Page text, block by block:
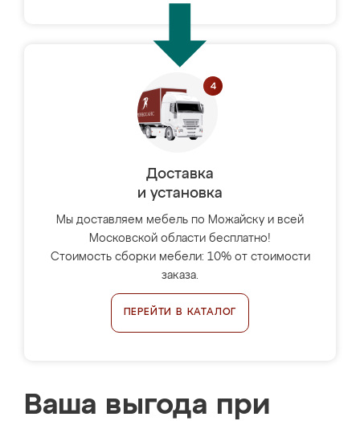
Доставка
и установка
Мы доставляем мебель по Можайску и всей
Московской области бесплатно!
Стоимость сборки мебели: 10% от стоимости
заказа.
ПЕРЕЙТИ В КАТАЛОГ
Ваша выгода при